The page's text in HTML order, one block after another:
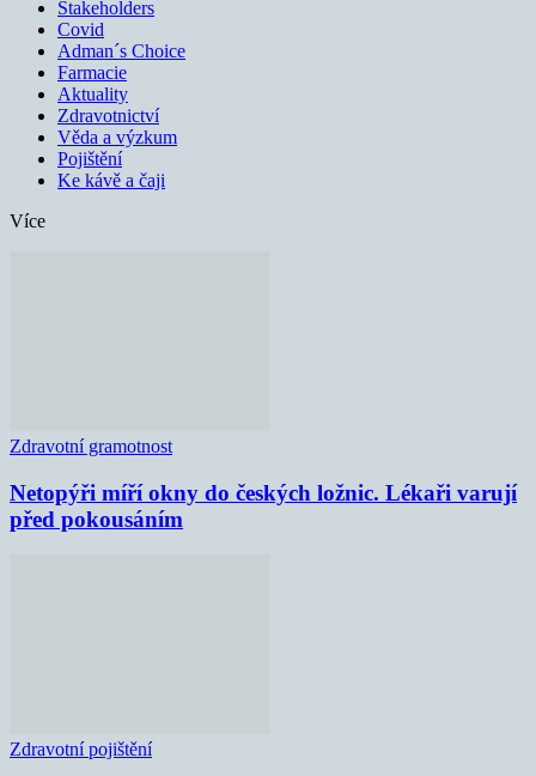
Stakeholders
Covid
Adman´s Choice
Farmacie
Aktuality
Zdravotnictví
Věda a výzkum
Pojištění
Ke kávě a čaji
Více
Zdravotní gramotnost
Netopýři míří okny do českých ložnic. Lékaři varují
před pokousáním
Zdravotní pojištění